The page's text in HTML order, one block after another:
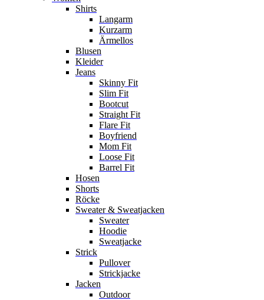
Shirts
Langarm
Kurzarm
Ärmellos
Blusen
Kleider
Jeans
Skinny Fit
Slim Fit
Bootcut
Straight Fit
Flare Fit
Boyfriend
Mom Fit
Loose Fit
Barrel Fit
Hosen
Shorts
Röcke
Sweater & Sweatjacken
Sweater
Hoodie
Sweatjacke
Strick
Pullover
Strickjacke
Jacken
Outdoor